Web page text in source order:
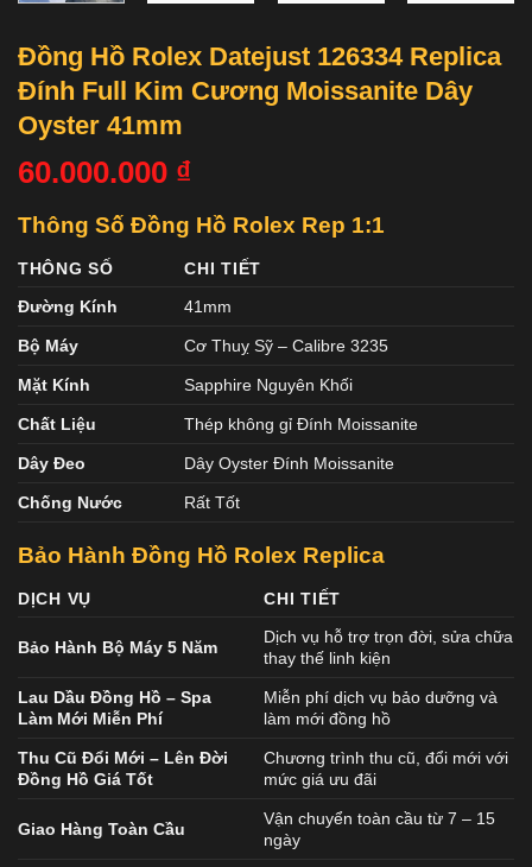
Đồng Hồ Rolex Datejust 126334 Replica
Đính Full Kim Cương Moissanite Dây
Oyster 41mm
60.000.000 ₫
Thông Số Đồng Hồ Rolex Rep 1:1
THÔNG SỐ
CHI TIẾT
Đường Kính
41mm
Bộ Máy Cơ Thuỵ Sỹ – Calibre 3235
Mặt Kính Sapphire Nguyên Khối
Chất Liệu Thép không gỉ Đính Moissanite
Dây Đeo Dây Oyster Đính Moissanite
Chống Nước Rất Tốt
Bảo Hành Đồng Hồ Rolex Replica
DỊCH VỤ CHI TIẾT
Bảo Hành Bộ Máy 5 Năm
Dịch vụ hỗ trợ trọn đời, sửa chữa
thay thế linh kiện
Lau Dầu Đồng Hồ – Spa
Làm Mới Miễn Phí
Miễn phí dịch vụ bảo dưỡng và
làm mới đồng hồ
Thu Cũ Đổi Mới – Lên Đời
Đồng Hồ Giá Tốt
Chương trình thu cũ, đổi mới với
mức giá ưu đãi
Giao Hàng Toàn Cầu
Vận chuyển toàn cầu từ 7 – 15
ngày